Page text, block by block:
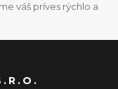
váš príves rýchlo a